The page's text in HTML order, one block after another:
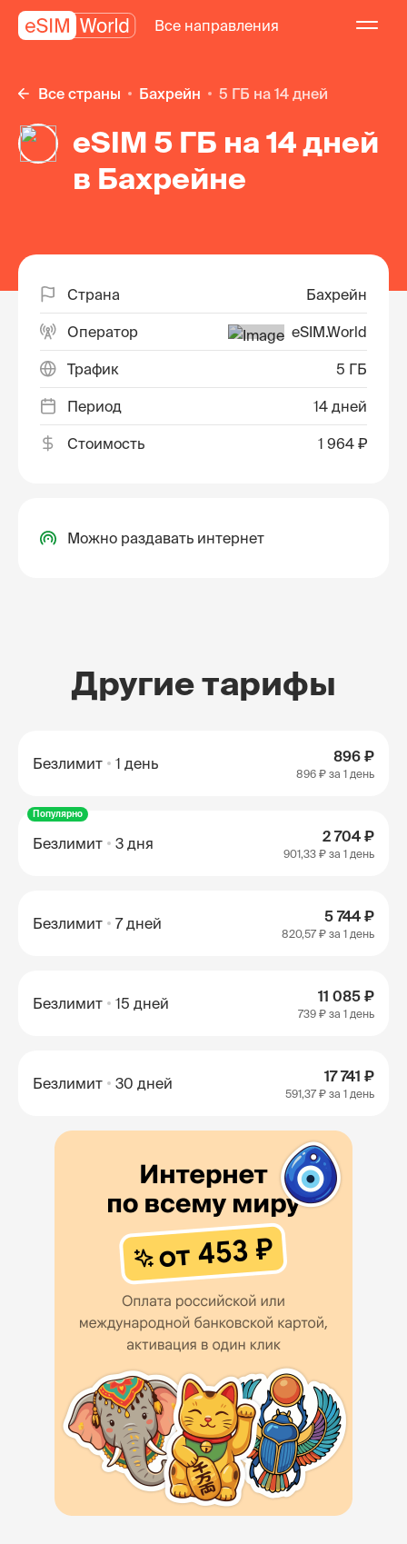
Все направления
Все страны Бахрейн 5 ГБ на 14 дней
eSIM 5 ГБ на 14 дней
в Бахрейне
Страна Бахрейн
Оператор eSIM.World
Трафик 5 ГБ
Период 14 дней
Стоимость 1 964 ₽
Можно раздавать интернет
Другие тарифы
Безлимит 1 день 896 ₽
896 ₽ за 1 день
Популярно
Безлимит 3 дня 2 704 ₽
901,33 ₽ за 1 день
Безлимит 7 дней 5 744 ₽
820,57 ₽ за 1 день
Безлимит 15 дней 11 085 ₽
739 ₽ за 1 день
Безлимит 30 дней 17 741 ₽
591,37 ₽ за 1 день